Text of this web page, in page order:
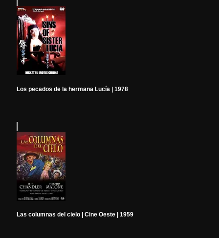
Los pecados de la hermana Lucía | 1978
Las columnas del cielo | Cine Oeste | 1959